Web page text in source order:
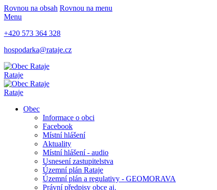
Rovnou na obsah Rovnou na menu
Menu
+420 573 364 328
hospodarka@rataje.cz
Rataje
Rataje
Obec
Informace o obci
Facebook
Místní hlášení
Aktuality
Místní hlášení - audio
Usnesení zastupitelstva
Územní plán Rataje
Územní plán a regulativy - GEOMORAVA
Právní předpisy obce aj.